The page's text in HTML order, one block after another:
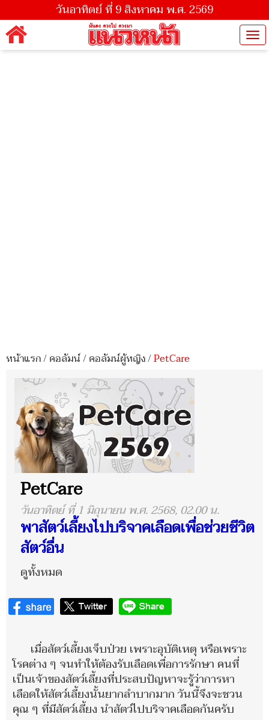
วันอาทิตย์ ที่ 9 สิงหาคม พ.ศ. 2569
หน้าแรก/คอลัมน์/คอลัมน์ผู้หญิง/PetCare
PetCare
วันอาทิตย์ ที่ 1 มิถุนายน พ.ศ. 2568, 02.00 น.
พาสัตว์เลี้ยงไปบริจาคเลือดเพื่อช่วยชีวิต
สัตว์อื่น
ดูทั้งหมด
เมื่อสัตว์เลี้ยงเจ็บป่วย เพราะอุบัติเหตุ หรือเพราะ
โรคต่าง ๆ จนทำให้ต้องรับเลือดเพื่อการรักษา คนที่
เป็นเจ้าของสัตว์เลี้ยงที่ประสบปัญหาจะรู้ว่าการหา
เลือดให้สัตว์เลี้ยงนั้นยากลำบากมาก วันนี้จึงจะชวน
คุณ ๆ ที่มีสัตว์เลี้ยง นำสัตว์ไปบริจาคเลือดกันครับ